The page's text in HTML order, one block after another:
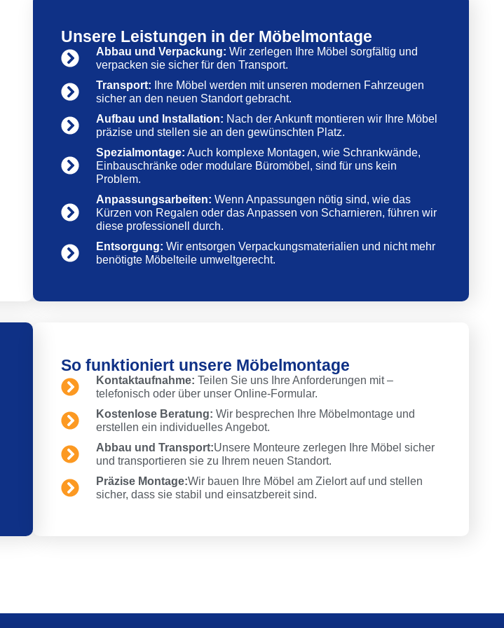
Unsere Leistungen in der Möbelmontage
Abbau und Verpackung: Wir zerlegen Ihre Möbel sorgfältig und
verpacken sie sicher für den Transport.
Transport: Ihre Möbel werden mit unseren modernen Fahrzeugen
sicher an den neuen Standort gebracht.
Aufbau und Installation: Nach der Ankunft montieren wir Ihre Möbel
präzise und stellen sie an den gewünschten Platz.
Spezialmontage: Auch komplexe Montagen, wie Schrankwände,
Einbauschränke oder modulare Büromöbel, sind für uns kein
Problem.
Anpassungsarbeiten: Wenn Anpassungen nötig sind, wie das
Kürzen von Regalen oder das Anpassen von Scharnieren, führen wir
diese professionell durch.
Entsorgung: Wir entsorgen Verpackungsmaterialien und nicht mehr
benötigte Möbelteile umweltgerecht.
So funktioniert unsere Möbelmontage
Kontaktaufnahme: Teilen Sie uns Ihre Anforderungen mit –
telefonisch oder über unser Online-Formular.
Kostenlose Beratung: Wir besprechen Ihre Möbelmontage und
erstellen ein individuelles Angebot.
Abbau und Transport:Unsere Monteure zerlegen Ihre Möbel sicher
und transportieren sie zu Ihrem neuen Standort.
Präzise Montage:Wir bauen Ihre Möbel am Zielort auf und stellen
sicher, dass sie stabil und einsatzbereit sind.